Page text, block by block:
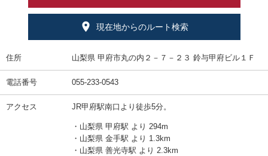
現在地からのルート検索
住所 山梨県 甲府市丸の内２－７－２３ 鈴与甲府ビル１Ｆ
電話番号 055-233-0543
アクセス JR甲府駅南口より徒歩5分。
・山梨県 甲府駅 より 294m
・山梨県 金手駅 より 1.3km
・山梨県 善光寺駅 より 2.3km